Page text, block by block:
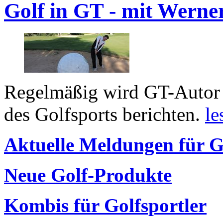
Golf in GT - mit
Regelmäßig wird GT-
des Golfsports berichten.
Aktuelle Meldungen für
Neue Golf-Produkte
Kombis für Golfsportler